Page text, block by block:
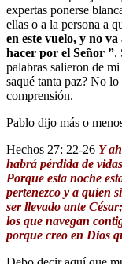
expertas ponerse
ellas o a la persona a
en este vuelo, y no
hacer por el Señor ”.
palabras salieron de
saqué tanta paz? No
comprensión.
Pablo dijo más o
Hechos 27: 22-26 Y
habrá pérdida de
Porque esta noche
pertenezco y a quien
ser llevado ante
los que navegan
porque creo en Dios